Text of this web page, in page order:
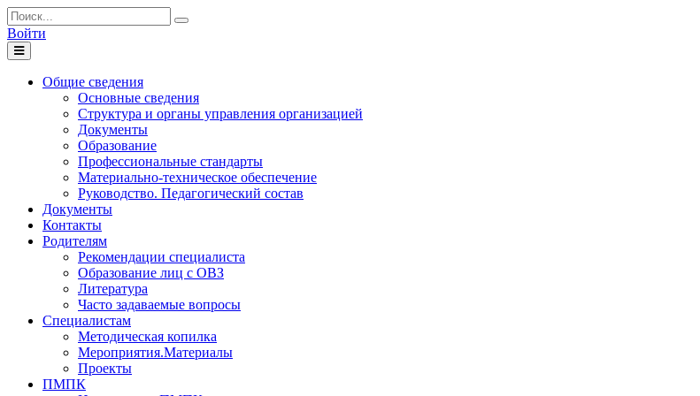
Войти
Toggle
navigation
Общие сведения
Основные сведения
Структура и органы управления организацией
Документы
Образование
Профессиональные стандарты
Материально-техническое обеспечение
Руководство. Педагогический состав
Документы
Контакты
Родителям
Рекомендации специалиста
Образование лиц с ОВЗ
Литература
Часто задаваемые вопросы
Специалистам
Методическая копилка
Мероприятия.Материалы
Проекты
ПМПК